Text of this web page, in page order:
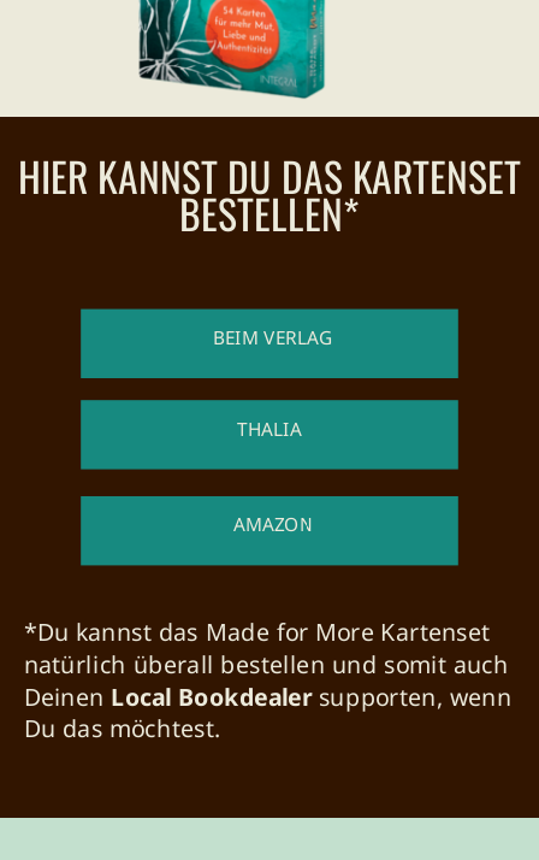
HIER KANNST DU DAS KARTENSET
BESTELLEN*
*Du kannst das Made for More Kartenset
natürlich überall bestellen und somit auch
Deinen Local Bookdealer supporten, wenn
Du das möchtest.
BEIM VERLAG
THALIA
AMAZON